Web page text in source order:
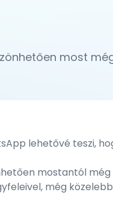
most
lehetővé teszi,
mostantól
még